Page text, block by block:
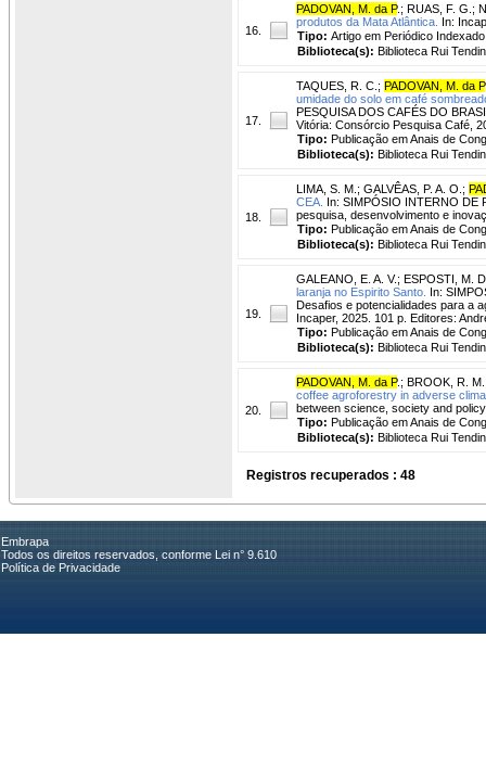
16.
PADOVAN, M. da P. ; RUAS, F. G. ;
produtos da Mata Atlântica. In:
Tipo: Artigo em Periódico Indexado
Biblioteca(s): Biblioteca Rui
17.
TAQUES, R. C. ; PADOVAN, M. da P
umidade do solo em café
PESQUISA DOS CAFÉS DO
Vitória: Consórcio Pesquisa Café,
Tipo: Publicação em Anais de
Biblioteca(s): Biblioteca Rui
18.
LIMA, S. M. ; GALVÊAS, P. A. O. ;
CEA. In: SIMPÓSIO INTERNO DE
pesquisa, desenvolvimento e
Tipo: Publicação em Anais de
Biblioteca(s): Biblioteca Rui
19.
GALEANO, E. A. V.; ESPOSTI, M.
laranja no Espirito Santo. In:
Desafios e potencialidades para a
Incaper, 2025. 101 p. Editores:
Tipo: Publicação em Anais de
Biblioteca(s): Biblioteca Rui
20.
PADOVAN, M. da P. ; BROOK, R. M.
coffee agroforestry in adverse
between science, society and
Tipo: Publicação em Anais de
Biblioteca(s): Biblioteca Rui
Registros recuperados : 48
Embrapa
Todos os direitos reservados, conforme Lei n° 9.610
Política de Privacidade